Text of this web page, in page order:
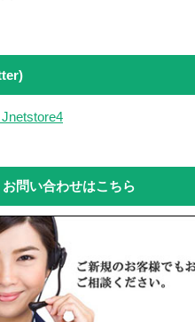
問い合わせはこちら